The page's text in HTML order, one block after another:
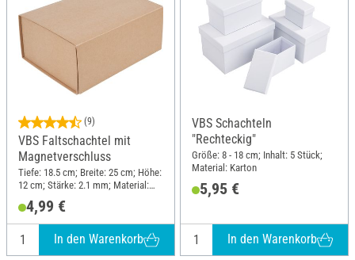
(9)
VBS Faltschachtel mit
Magnetverschluss
Tiefe: 18.5 cm; Breite: 25 cm; Höhe:
12 cm; Stärke: 2.1 mm; Material:
4,99 €
In den Warenkorb
VBS Schachteln
"Rechteckig"
Größe: 8 - 18 cm; Inhalt: 5 Stück;
Material: Karton
5,95 €
In den Warenkorb